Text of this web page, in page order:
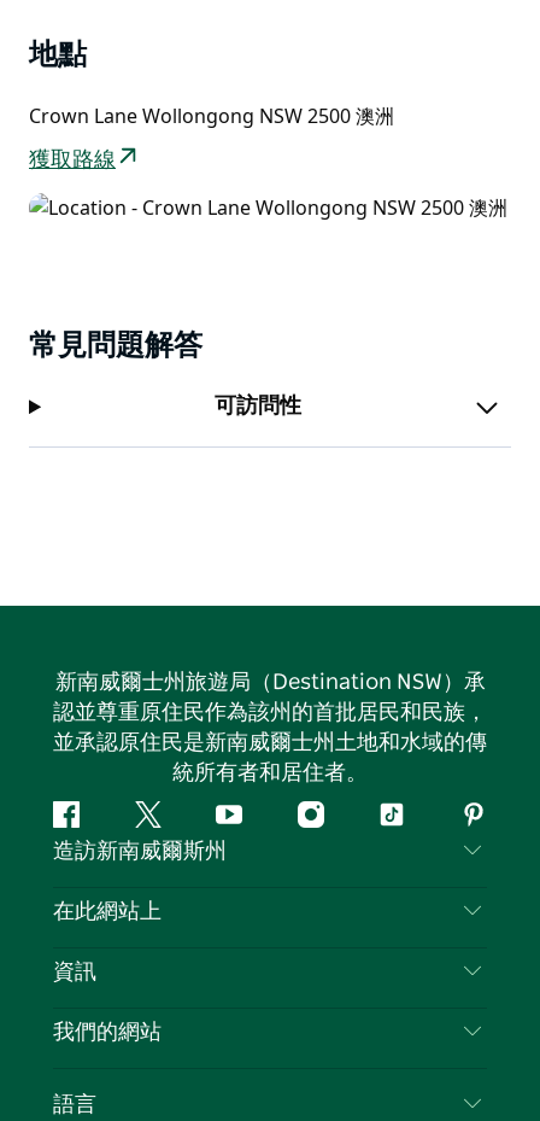
地點
Crown Lane Wollongong NSW 2500 澳洲
獲取路線
常見問題解答
可訪問性
新南威爾士州旅遊局（Destination NSW）承
認並尊重原住民作為該州的首批居民和民族，
並承認原住民是新南威爾士州土地和水域的傳
統所有者和居住者。
Facebook嘰
嘰
喳
Youtube Instagram
抖
造訪新南威爾斯州
聯絡我們
隱私
Cookie 通知
在此網站上
目的地
新南威爾斯州公路旅行
活動
資訊
旅行資訊
新南威爾斯的商業
我們的網站
語言